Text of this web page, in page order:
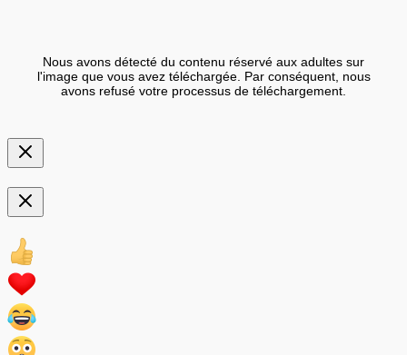
Nous avons détecté du contenu réservé aux adultes sur
l'image que vous avez téléchargée. Par conséquent, nous
avons refusé votre processus de téléchargement.